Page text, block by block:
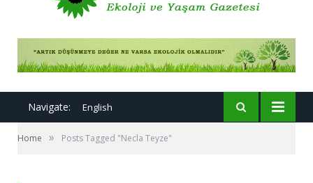
Navigate: English
Home » Posts Tagged "Necla Teyze"